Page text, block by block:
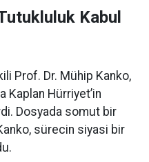
Kabul
Prof. Dr. Mühip Kanko,
Kaplan Hürriyet’in
Dosyada somut bir
sürecin siyasi bir